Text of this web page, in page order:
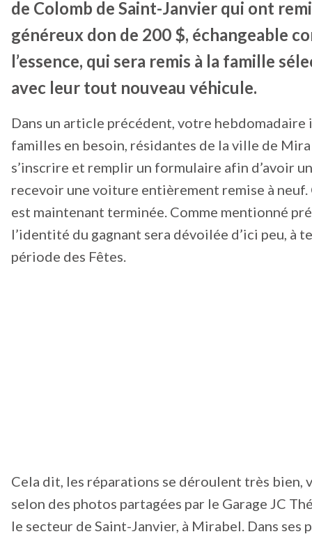
de Colomb de Saint-Janvier qui ont
généreux don de 200 $, échangeable
l’essence, qui sera remis à la famille
avec leur tout nouveau véhicule.
Dans un article précédent, votre
familles en besoin, résidantes de la ville de
s’inscrire et remplir un formulaire afin d’avoir
recevoir une voiture entièrement remise à
est maintenant terminée. Comme mentionné
l’identité du gagnant sera dévoilée d’ici peu, à
période des Fêtes.
Cela dit, les réparations se déroulent très bien,
selon des photos partagées par le Garage JC
le secteur de Saint-Janvier, à Mirabel. Dans ses